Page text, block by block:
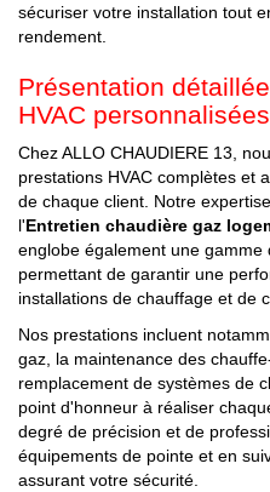
sécuriser votre installation tout
rendement.
Présentation
HVAC personnalisées
Chez ALLO CHAUDIERE 13,
prestations HVAC complètes et
de chaque client. Notre
l'Entretien chaudière gaz
englobe également une gamme
permettant de garantir une
installations de chauffage et de
Nos prestations incluent
gaz, la maintenance des
remplacement de systèmes de
point d'honneur à réaliser
degré de précision et de
équipements de pointe et en
assurant votre sécurité.